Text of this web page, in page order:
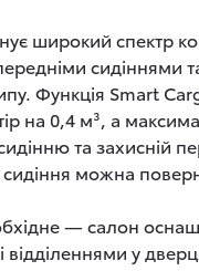
широкий спектр
сидіннями
Функція Smart
на 0,4 м³, а
та захисній
можна
— салон
у